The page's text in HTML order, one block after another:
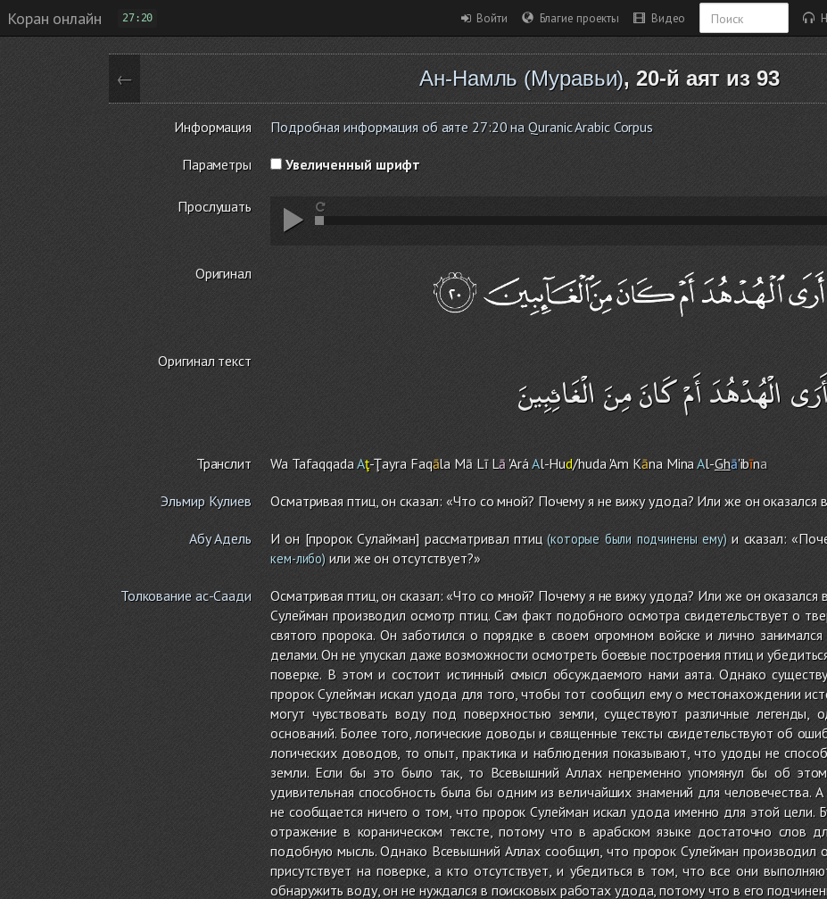
Коран онлайн 27:20 Войти Благие проекты Видео
← Ан-Намль (Муравьи), 20-й аят из 93
Информация Подробная информация об аяте 27:20 на Quranic Arabic Corpus
Параметры Увеличенный шрифт
Прослушать
Оригинал
Оригинал текст
الْهُدْهُدَ أَمْ كَانَ مِنَ الْغَائِبِينَ
Транслит Wa TafaqqadaAţ-Ţayra Faqāla Mā Lī Lā 'AráAl-Hud/huda 'Am Kāna MinaAl-Ghā'ibīna
Эльмир Кулиев Осматривая птиц, он сказал: «Что со мной? Почему я не вижу удода? Или же он оказался
Абу Адель И он [пророк Сулайман] рассматривал птиц(которые были подчинены ему)и сказал:
кем-либо) или же он отсутствует?»
Толкование ас-Саади
Осматривая птиц, он сказал: «Что со мной? Почему я не вижу удода? Или же он
Сулейман производил осмотр птиц. Сам факт подобного осмотра свидетельствует о
святого пророка. Он заботился о порядке в своем огромном войске и лично
делами. Он не упускал даже возможности осмотреть боевые построения птиц и
поверке. В этом и состоит истинный смысл обсуждаемого нами аята. Однако
пророк Сулейман искал удода для того, чтобы тот сообщил ему о местонахождении
могут чувствовать воду под поверхностью земли, существуют различные
оснований. Более того, логические доводы и священные тексты свидетельствуют об
логических доводов, то опыт, практика и наблюдения показывают, что удоды не
земли. Если бы это было так, то Всевышний Аллах непременно упомянул бы об
удивительная способность была бы одним из величайших знамений для человечества.
не сообщается ничего о том, что пророк Сулейман искал удода именно для этой
отражение в кораническом тексте, потому что в арабском языке достаточно слов
подобную мысль. Однако Всевышний Аллах сообщил, что пророк Сулейман производил
присутствует на поверке, а кто отсутствует, и убедиться в том, что все они
обнаружить воду, он не нуждался в поисковых работах удода, потому что в его